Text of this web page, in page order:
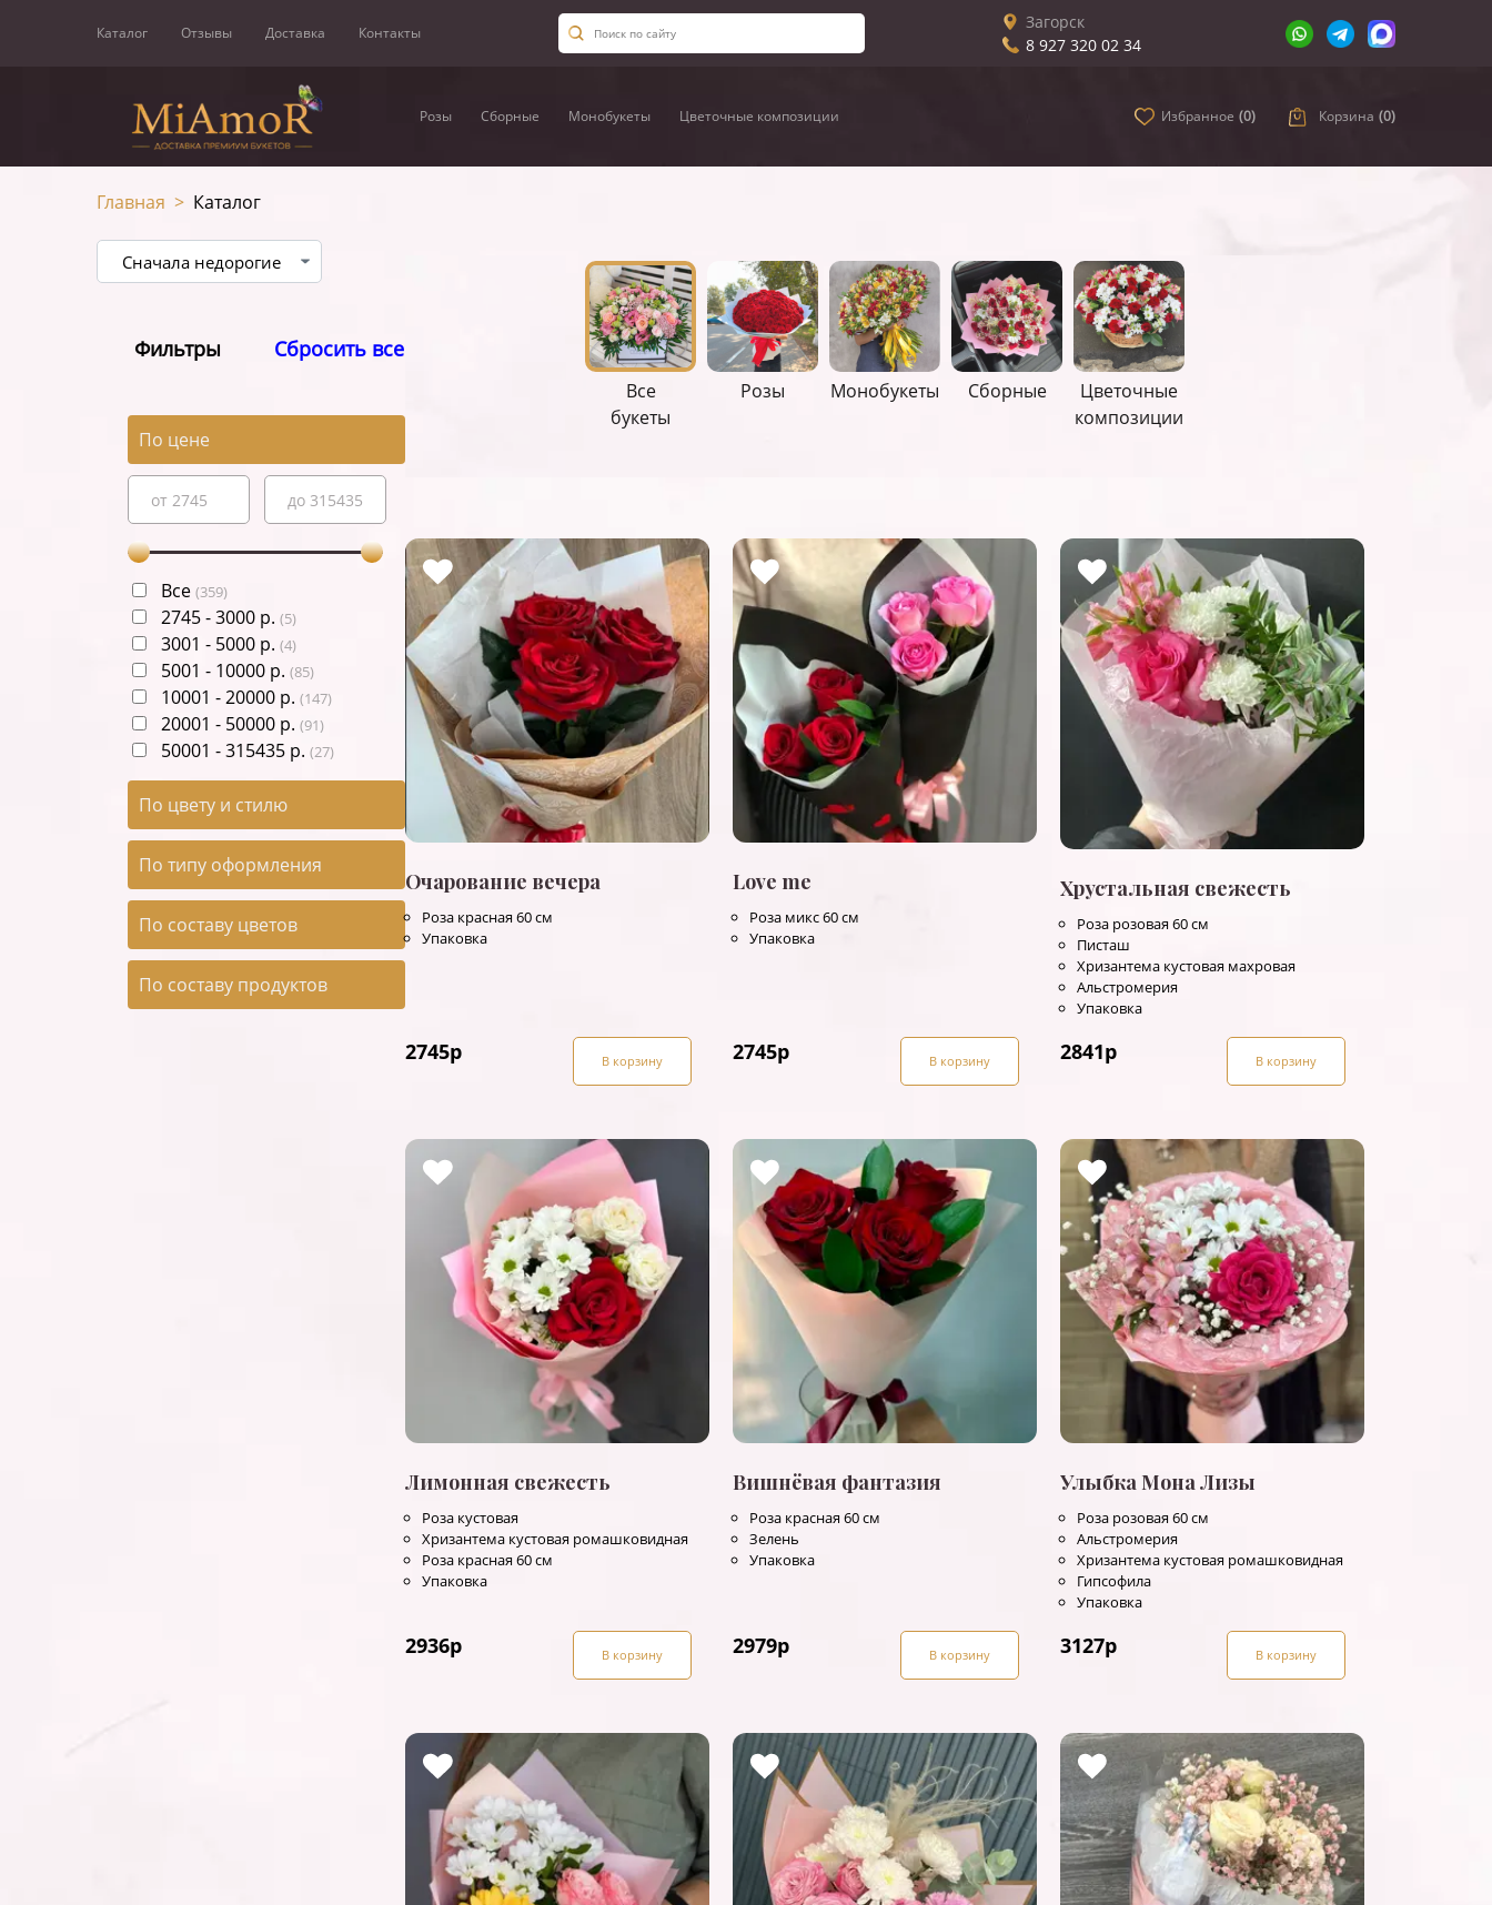
Каталог Отзывы Доставка Контакты
Загорск
8 927 320 02 34
Розы Сборные Монобукеты Цветочные композиции Избранное (0) Корзина (0)
Главная > Каталог
Фильтры Сбросить все
По цене
Все (359)
2745-3000 р.(5)
3001 - 5000 р.(4)
5001 - 10000 р.(85)
10001 -20000 р.(147)
20001 - 50000 р.(91)
50001 -315435 р.(27)
По цвету и стилю
По типу оформления
По составу цветов
По составу продуктов
Все
букеты
Розы Монобукеты Сборные
Цветочные
композиции
Очарование вечера
Роза красная 60 см
Упаковка
2745р В корзину
Love me
Роза микс 60 см
Упаковка
2745р В корзину
Хрустальная свежесть
Роза розовая 60 см
Писташ
Хризантема кустовая махровая
Альстромерия
Упаковка
2841р В корзину
Лимонная свежесть
Роза кустовая
Хризантема кустовая ромашковидная
Роза красная 60 см
Упаковка
2936р В корзину
Вишнёвая фантазия
Роза красная 60 см
Зелень
Упаковка
2979р В корзину
Улыбка Мона Лизы
Роза розовая 60 см
Альстромерия
Хризантема кустовая ромашковидная
Гипсофила
Упаковка
3127р В корзину